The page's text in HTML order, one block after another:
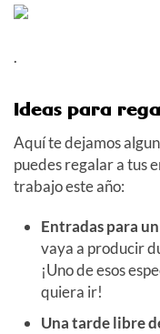
.
Ideas para
Aquí te dejamos
puedes regalar a tus
trabajo este año:
Entradas para
vaya a producir
¡Uno de esos
quiera ir!
Una tarde libre